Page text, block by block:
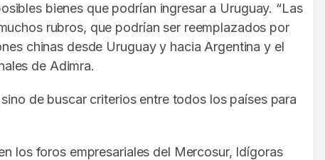
bienes que podrían ingresar a Uruguay. “Las
rubros, que podrían ser reemplazados por
chinas desde Uruguay y hacia Argentina y el
de Adimra.
de buscar criterios entre todos los países para
los foros empresariales del Mercosur, Idígoras